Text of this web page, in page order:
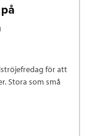
för att
Stora som små